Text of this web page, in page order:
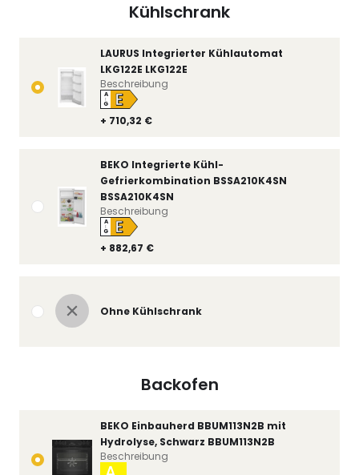
Kühlschrank
LAURUS Integrierter Kühlautomat
LKG122E LKG122E
+ 710,32 €
A
↑
G E
Beschreibung
BEKO Integrierte Kühl-
Gefrierkombination BSSA210K4SN
BSSA210K4SN
+ 882,67 €
A
↑
G E
Beschreibung
Ohne Kühlschrank
Backofen
BEKO Einbauherd BBUM113N2B mit
Hydrolyse, Schwarz BBUM113N2B
Beschreibung